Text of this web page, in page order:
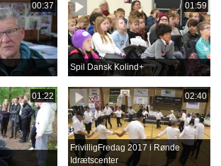
00:37 01:59
Spil Dansk Kolind+
01:22 02:40
FrivilligFredag 2017 i Rønde
Idrætscenter